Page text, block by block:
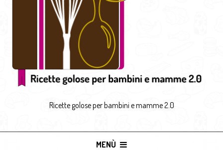
Ricette golose per bambini e mamme 2.0
MENÙ